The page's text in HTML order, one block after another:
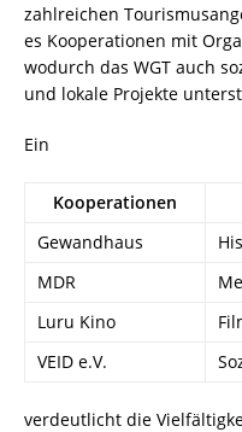
zahlreichen
es Kooperationen mit
wodurch das WGT auch
und lokale Projekte
Ein
Kooperationen
Gewandhaus
MDR
Luru Kino
VEID e.V.
verdeutlicht die